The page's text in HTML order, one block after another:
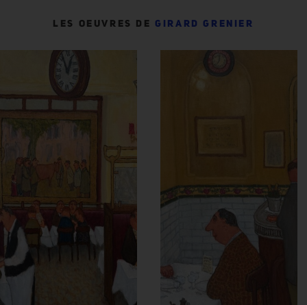
LES OEUVRES DE GIRARD GRENIER